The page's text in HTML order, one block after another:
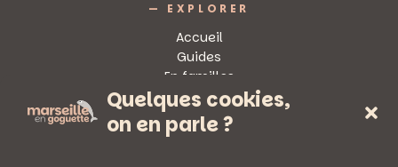
Quelques cookies,
on en parle ?
— EXPLORER
Accueil
Guides
En familles
Sorties